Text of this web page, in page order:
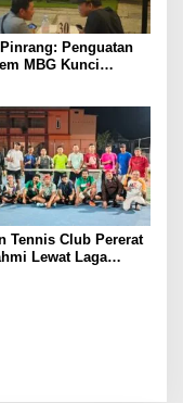
Penguatan
MBG Kunci
Tennis Club Pererat
Lewat Laga